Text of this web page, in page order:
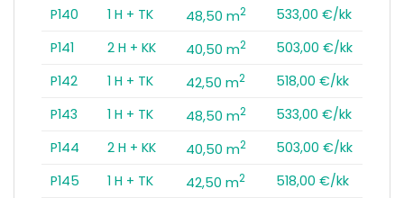
P140
1 H + TK 48,50 m2
533,00 €/kk
P141
2 H + KK 40,50 m2
503,00 €/kk
P142
1 H + TK 42,50 m2
518,00 €/kk
P143
1 H + TK 48,50 m2
533,00 €/kk
P144
2 H + KK 40,50 m2
503,00 €/kk
P145
1 H + TK 42,50 m2
518,00 €/kk